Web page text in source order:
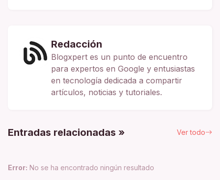
Redacción
Blogxpert es un punto de encuentro
para expertos en Google y entusiastas
en tecnología dedicada a compartir
artículos, noticias y tutoriales.
Entradas relacionadas » Ver todo
Error: No se ha encontrado ningún resultado